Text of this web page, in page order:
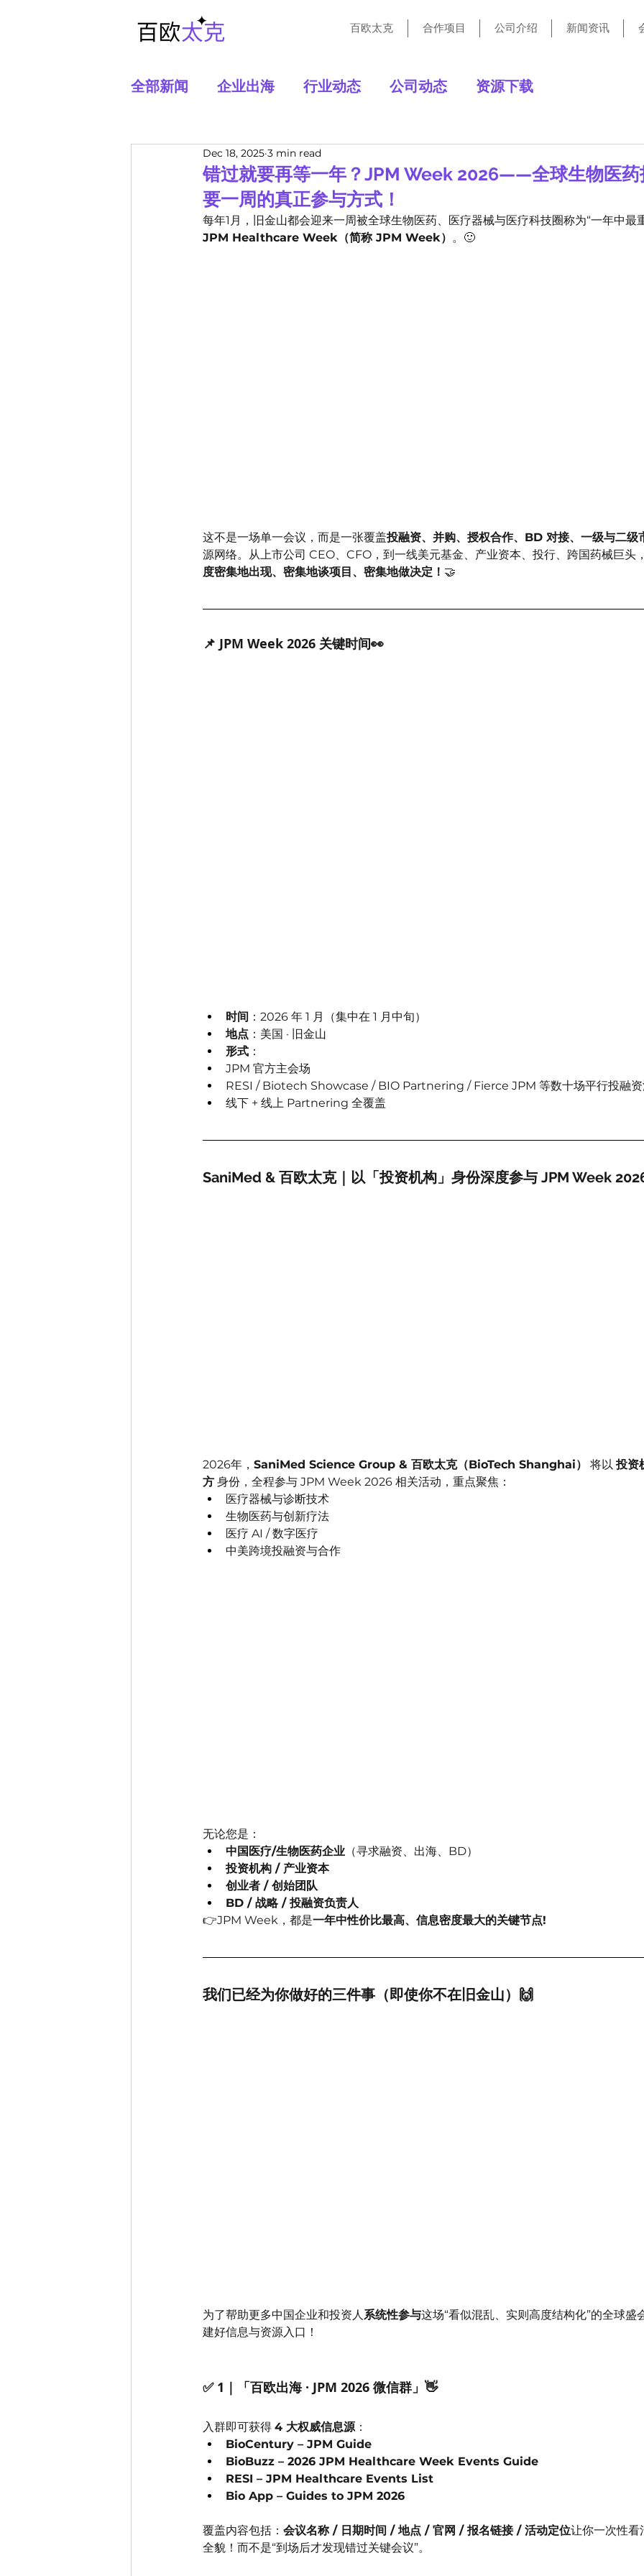
百欧太克 合作项目 公司介绍 新闻资讯
全部新闻 企业出海 行业动态 公司动态 资源下载
错过就要再等一年？JPM Week 2026——全球生物医药
要一周的真正参与方式！
Dec 18, 2025 3 min read
每年1月，旧金山都会迎来一周被全球生物医药、医疗器械与医疗科技圈称为“一年中
JPM Healthcare Week（简称 JPM Week） 。🙂
这不是一场单一会议，而是一张覆盖投融资、并购、授权合作、BD 对接、一级与二级
源网络。从上市公司 CEO、CFO，到一线美元基金、产业资本、投行、跨国药械巨头
度密集地出现、密集地谈项目、密集地做决定！ 🤝
📌 JPM Week 2026 关键时间👀
时间 ：2026 年 1 月（集中在 1 月中旬）
地点 ：美国 · 旧金山
形式 ：
JPM 官方主会场
RESI / Biotech Showcase / BIO Partnering / Fierce JPM 等数十场平行投融资
线下 + 线上 Partnering 全覆盖
SaniMed & 百欧太克｜以「投资机构」身份深度参与 JPM Week
2026年， SaniMed Science Group & 百欧太克（BioTech Shanghai） 将以 投资
方 身份，全程参与 JPM Week 2026 相关活动，重点聚焦：
医疗器械与诊断技术
生物医药与创新疗法
医疗 AI / 数字医疗
中美跨境投融资与合作
无论您是：
中国医疗/生物医药企业 （寻求融资、出海、BD）
投资机构 / 产业资本
创业者 / 创始团队
BD / 战略 / 投融资负责人
👉JPM Week，都是一年中性价比最高、信息密度最大的关键节点!
我们已经为你做好的三件事（即使你不在旧金山）🙌
为了帮助更多中国企业和投资人系统性参与这场“看似混乱、实则高度结构化”的全球盛
建好信息与资源入口！
✅ 1｜「百欧出海 · JPM 2026 微信群」👋
入群即可获得 4 大权威信息源 ：
BioCentury – JPM Guide
BioBuzz – 2026 JPM Healthcare Week Events Guide
RESI – JPM Healthcare Events List
Bio App – Guides to JPM 2026
覆盖内容包括： 会议名称 / 日期时间 / 地点 / 官网 / 报名链接 / 活动定位让你一次性看
全貌！而不是“到场后才发现错过关键会议”。